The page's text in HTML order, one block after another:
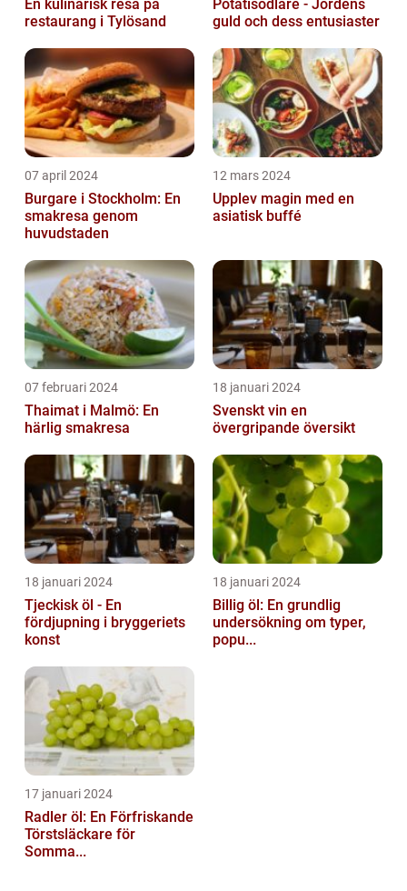
En kulinarisk resa på
restaurang i Tylösand
Potatisodlare - Jordens
guld och dess entusiaster
07 april 2024
Burgare i Stockholm: En
smakresa genom
huvudstaden
12 mars 2024
Upplev magin med en
asiatisk buffé
07 februari 2024
Thaimat i Malmö: En
härlig smakresa
18 januari 2024
Svenskt vin en
övergripande översikt
18 januari 2024
Tjeckisk öl - En
fördjupning i bryggeriets
konst
18 januari 2024
Billig öl: En grundlig
undersökning om typer,
popu...
17 januari 2024
Radler öl: En Förfriskande
Törstsläckare för
Somma...